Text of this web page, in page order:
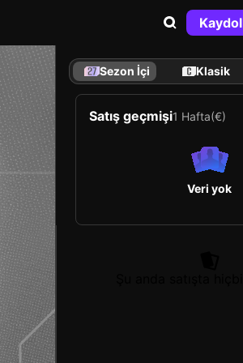
Kaydol
Sezon İçi Klasik
Satış geçmişi1 Hafta(€)
Veri yok